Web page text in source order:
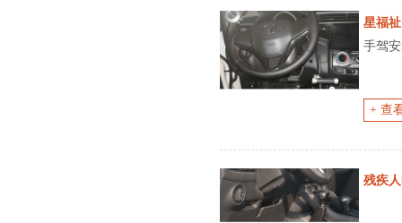
星福
手驾
+ 查
残疾